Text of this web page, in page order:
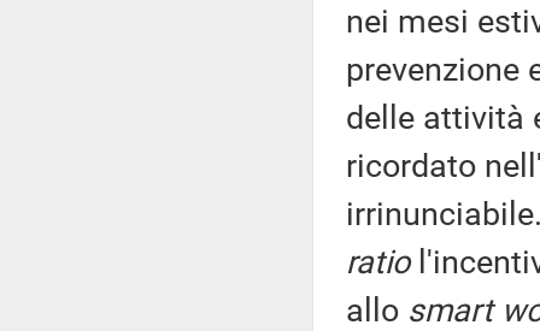
nei mesi
prevenzione
delle attività
ricordato
ratio
allo smart